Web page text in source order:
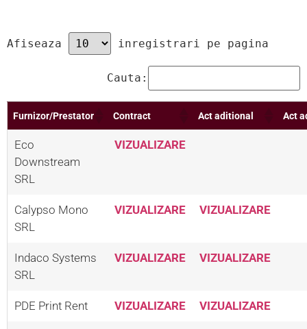
Afiseaza inregistrari pe pagina
Cauta:
Furnizor/Prestator Contract Act aditional Act
Eco
Downstream
SRL
VIZUALIZARE
Calypso Mono
SRL
VIZUALIZARE VIZUALIZARE
Indaco Systems
SRL
VIZUALIZARE VIZUALIZARE
PDE Print Rent VIZUALIZARE VIZUALIZARE